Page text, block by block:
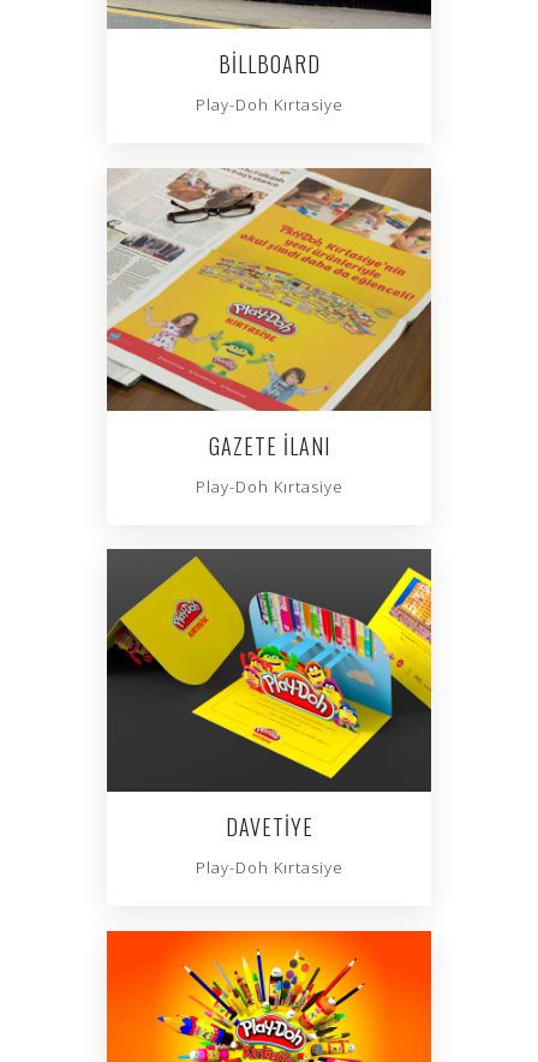
BILLBOARD
Play-Doh Kırtasiye
GAZETE İLANI
Play-Doh Kırtasiye
DAVETIYE
Play-Doh Kırtasiye